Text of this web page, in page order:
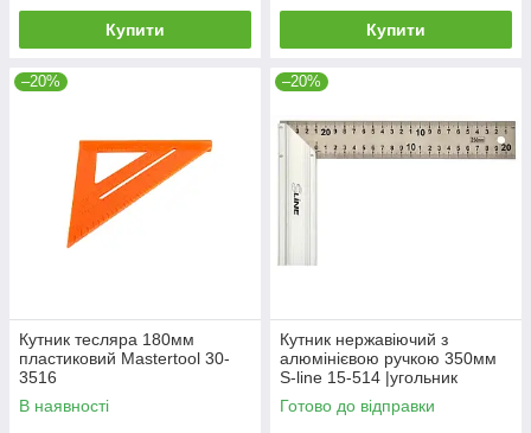
Купити Купити
–20%
Кутник тесляра 180мм
пластиковий Mastertool 30-
3516
В наявності
–20%
Кутник нержавіючий з
алюмінієвою ручкою 350мм
S-line 15-514 |угольник
Кутник будівельний Угольник
нержавеющий с
Готово до відправки